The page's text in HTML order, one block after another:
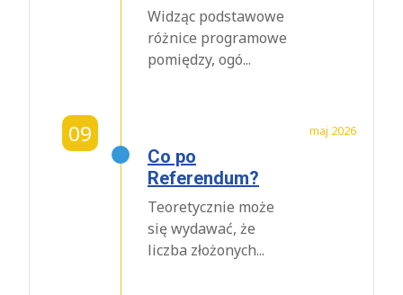
Widząc podstawowe
różnice programowe
pomiędzy, ogó...
09 maj 2026
Co po
Referendum?
Teoretycznie może
się wydawać, że
liczba złożonych...